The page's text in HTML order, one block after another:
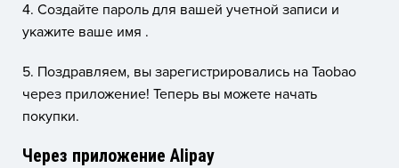
4. Создайте пароль для вашей учетной записи и
укажите ваше имя .
5. Поздравляем, вы зарегистрировались на Taobao
через приложение! Теперь вы можете начать
покупки.
Через приложение Alipay